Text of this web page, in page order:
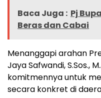
Baca Juga : Pj
Beras dan Cabai
Menanggapi arahan
Jaya Safwandi, S.Sos.,
komitmennya untuk
secara konkret di